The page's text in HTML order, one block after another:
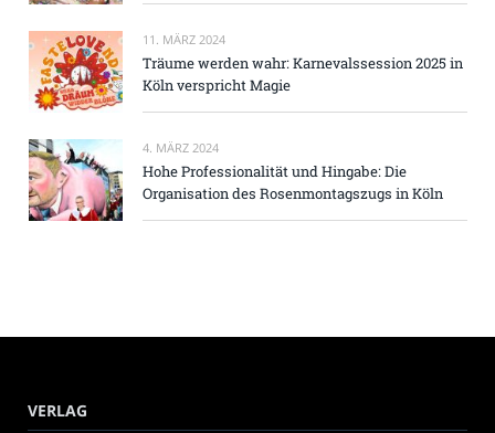
11. MÄRZ 2024
Träume werden wahr: Karnevalssession 2025 in
Köln verspricht Magie
4. MÄRZ 2024
Hohe Professionalität und Hingabe: Die
Organisation des Rosenmontagszugs in Köln
VERLAG